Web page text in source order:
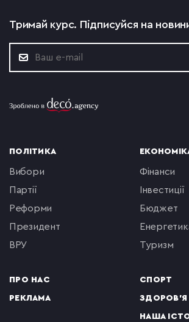
Тримай курс. Підписуйся на
ПОЛІТИКА
вибори
партії
реформи
президент
ВРУ
ПРО НАС
РЕКЛАМА
фінанси
інвестиції
бюджет
туризм
СПОРТ
ЗДОРОВ'Я
НАША